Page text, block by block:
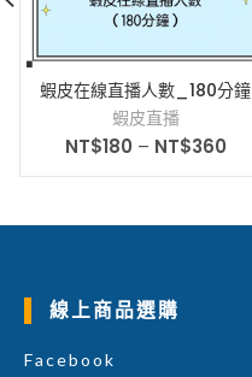
蝦皮在線直播人數_180分鐘
_
蝦皮直播
NT$180 – NT$360
線上商品選購
Facebook